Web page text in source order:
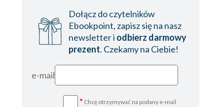
Dołącz do czytelników
Ebookpoint, zapisz się na nasz
newsletter i odbierz darmowy
prezent. Czekamy na Ciebie!
e-mail
* Chcę otrzymywać na podany e-mail